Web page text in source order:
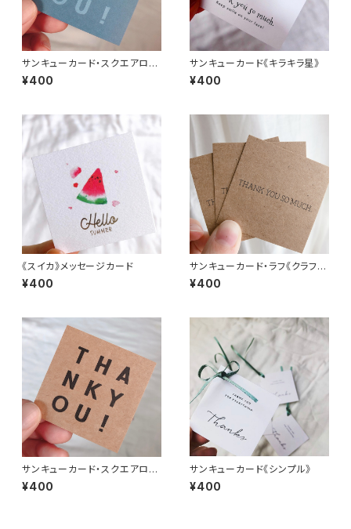
サンキューカード・スクエアロゴ
《ダスティーブルー》
¥400
サンキューカード《キラキラ星》
¥400
《スイカ》メッセージカード
¥400
サンキューカード・ラフ《クラフ
ト》
¥400
サンキューカード・スクエアロゴ
《クラフト》
¥400
サンキューカード《シンプル》
¥400